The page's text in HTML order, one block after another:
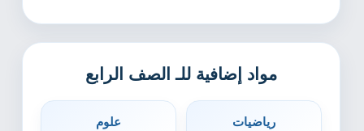
مواد إضافية للـ الصف الرابع
رياضيات علوم